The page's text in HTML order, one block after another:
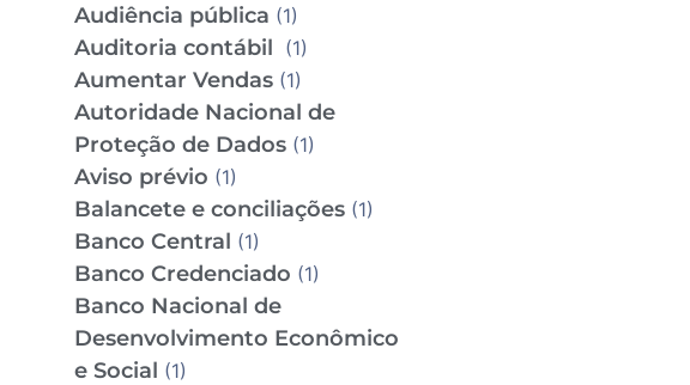
Audiência pública (1)
Auditoria contábil (1)
Aumentar Vendas(1)
Autoridade Nacional de
Proteção de Dados(1)
Aviso prévio (1)
Balancete e conciliações(1)
Banco Central (1)
Banco Credenciado (1)
Banco Nacional de
Desenvolvimento Econômico
e Social (1)